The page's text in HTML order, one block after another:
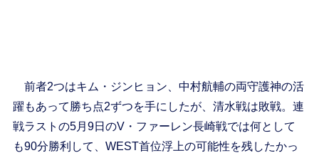
前者2つはキム・ジンヒョン、中村航輔の両守護神の活
躍もあって勝ち点2ずつを手にしたが、清水戦は敗戦。連
戦ラストの5月9日のV・ファーレン長崎戦では何として
も90分勝利して、WEST首位浮上の可能性を残したかっ